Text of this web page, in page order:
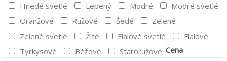
Hnedé svetlé
Lepený Modré
Modré svetlé
Oranžové
Ružové Šedé
Zelené
Zelené svetlé
Žlté Fialové svetlé
Fialové
Tyrkysové
Béžové
Staroružové Cena